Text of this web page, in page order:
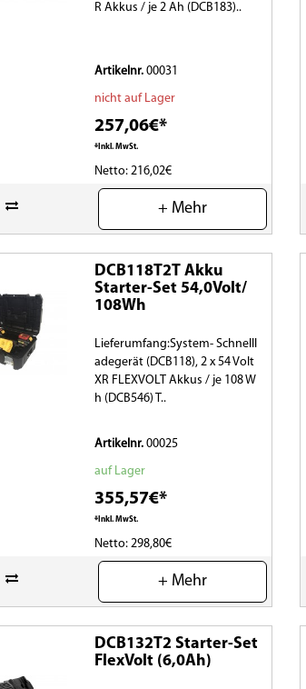
R Akkus / je 2 Ah (DCB183)..
Artikelnr. 00031
nicht auf Lager
257,06€*
*Inkl. MwSt.
Netto: 216,02€
(0)
+ Mehr
DCB118T2T Akku
Starter-Set 54,0Volt/
108Wh
Lieferumfang:System- Schnelll
adegerät (DCB118), 2 x 54 Volt
XR FLEXVOLT Akkus / je 108 W
h (DCB546) T..
Artikelnr. 00025
auf Lager
355,57€*
*Inkl. MwSt.
Netto: 298,80€
(0)
+ Mehr
DCB132T2 Starter-Set
FlexVolt (6,0Ah)